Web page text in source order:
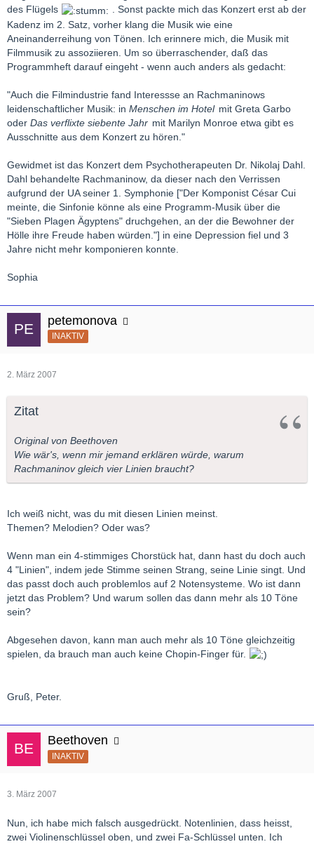
des Flügels
. Sonst packte mich das Konzert erst ab der
Kadenz im 2. Satz, vorher klang die Musik wie eine
Aneinanderreihung von Tönen. Ich erinnere mich, die Musik mit
Filmmusik zu assoziieren. Um so überraschender, daß das
Programmheft darauf eingeht - wenn auch anders als gedacht:
"Auch die Filmindustrie fand Interessse an Rachmaninows
leidenschaftlicher Musik: in Menschen im Hotel mit Greta Garbo
oder Das verflixte siebente Jahr mit Marilyn Monroe etwa gibt es
Ausschnitte aus dem Konzert zu hören."
Gewidmet ist das Konzert dem Psychotherapeuten Dr. Nikolaj Dahl.
Dahl behandelte Rachmaninow, da dieser nach den Verrissen
aufgrund der UA seiner 1. Symphonie ["Der Komponist César Cui
meinte, die Sinfonie könne als eine Programm-Musik über die
"Sieben Plagen Ägyptens" druchgehen, an der die Bewohner der
Hölle ihre Freude haben würden."] in eine Depression fiel und 3
Jahre nicht mehr komponieren konnte.
Sophia
petemonova
INAKTIV
2. März 2007
Zitat
Original von Beethoven
Wie wär's, wenn mir jemand erklären würde, warum
Rachmaninov gleich vier Linien braucht?
Ich weiß nicht, was du mit diesen Linien meinst.
Themen? Melodien? Oder was?
Wenn man ein 4-stimmiges Chorstück hat, dann hast du doch auch
4 "Linien", indem jede Stimme seinen Strang, seine Linie singt. Und
das passt doch auch problemlos auf 2 Notensysteme. Wo ist dann
jetzt das Problem? Und warum sollen das dann mehr als 10 Töne
sein?
Abgesehen davon, kann man auch mehr als 10 Töne gleichzeitig
spielen, da brauch man auch keine Chopin-Finger für.
Gruß, Peter.
Beethoven
INAKTIV
3. März 2007
Nun, ich habe mich falsch ausgedrückt. Notenlinien, dass heisst,
zwei Violinenschlüssel oben, und zwei Fa-Schlüssel unten. Ich